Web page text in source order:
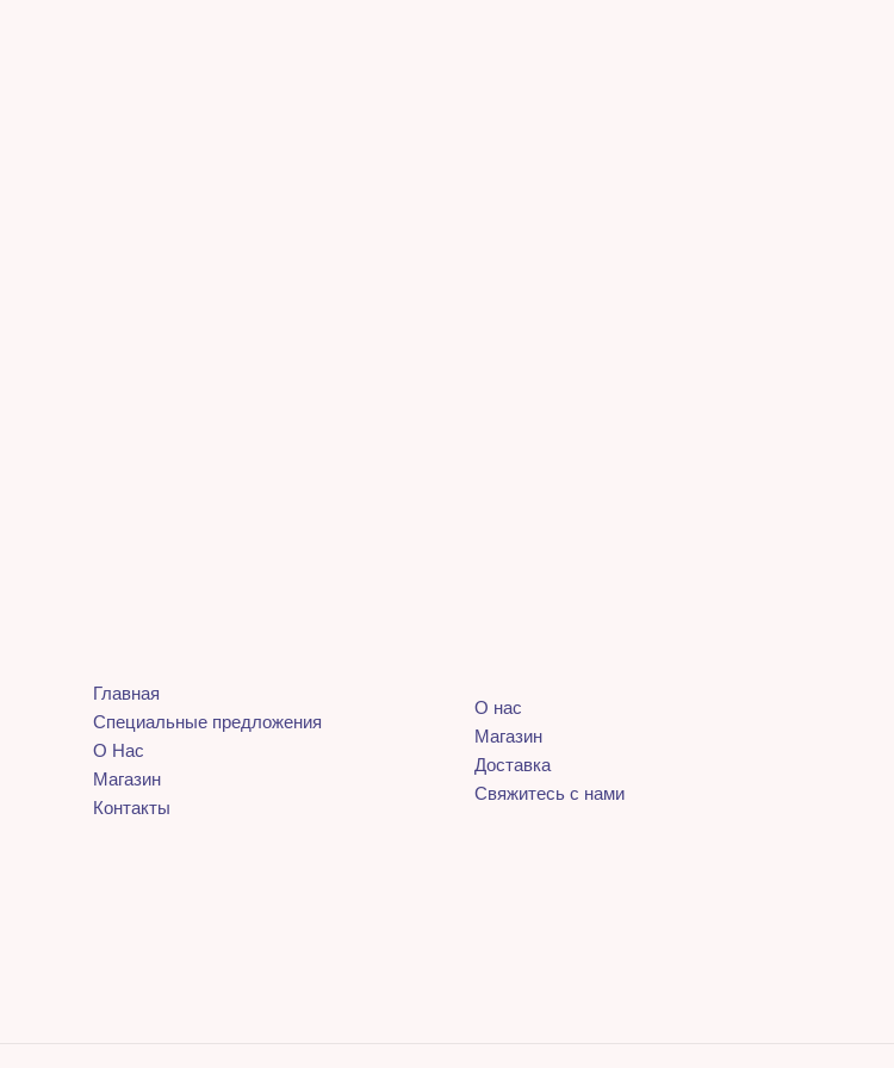
Главная
Специальные предложения
О Нас
Магазин
Контакты
О нас
Магазин
Доставка
Свяжитесь с нами